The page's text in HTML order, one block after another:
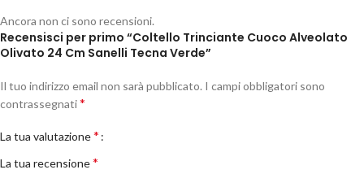
Ancora non ci sono recensioni.
Recensisci per primo “Coltello Trinciante Cuoco Alveolato
Olivato 24 Cm Sanelli Tecna Verde”
Il tuo indirizzo email non sarà pubblicato. I campi obbligatori sono
contrassegnati*
La tua valutazione*
La tua recensione*